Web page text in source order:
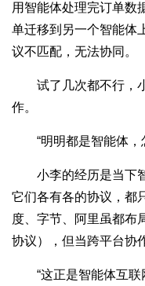
用智能体处理完订单数
单迁移到另一个智能体
议不匹配，无法协同。
试了几次都不行，小
作。
“明明都是智能体，
小李的经历是当下智
它们各有各的协议，都
度、字节、阿里虽都布
协议），但当跨平台协
“这正是智能体互联